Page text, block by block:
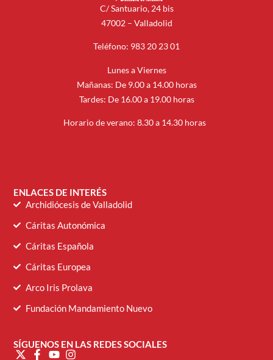
C/ Santuario, 24 bis
47002 – Valladolid
Teléfono: 983 20 23 01
Lunes a Viernes
Mañanas: De 9.00 a 14.00 horas
Tardes: De 16.00 a 19.00 horas
Horario de verano: 8.30 a 14.30 horas
ENLACES DE INTERÉS
Archidiócesis de Valladolid
Cáritas Autonómica
Cáritas Española
Cáritas Europea
Arco Iris Prolava
Fundación Mandamiento Nuevo
SÍGUENOS EN LAS REDES SOCIALES